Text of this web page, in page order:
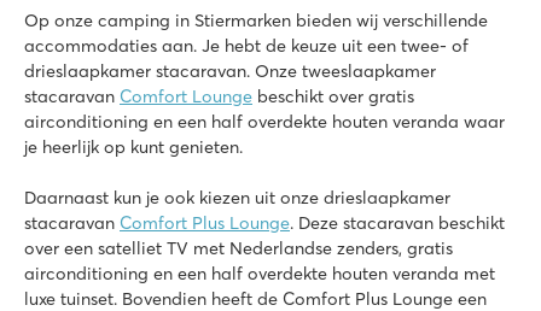
Op onze camping in Stiermarken bieden wij verschillende
accommodaties aan. Je hebt de keuze uit een twee- of
drieslaapkamer stacaravan. Onze tweeslaapkamer
stacaravan Comfort Lounge beschikt over gratis
airconditioning en een half overdekte houten veranda waar
je heerlijk op kunt genieten.
Daarnaast kun je ook kiezen uit onze drieslaapkamer
stacaravan Comfort Plus Lounge. Deze stacaravan beschikt
over een satelliet TV met Nederlandse zenders, gratis
airconditioning en een half overdekte houten veranda met
luxe tuinset. Bovendien heeft de Comfort Plus Lounge een